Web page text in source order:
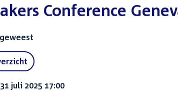
Conference
geweest
juli 2025 17:00